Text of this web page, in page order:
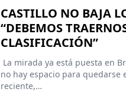
CASTILLO NO BAJA
“DEBEMOS
CLASIFICACIÓN”
La mirada ya está puesta en
no hay espacio para quedarse
reciente,…